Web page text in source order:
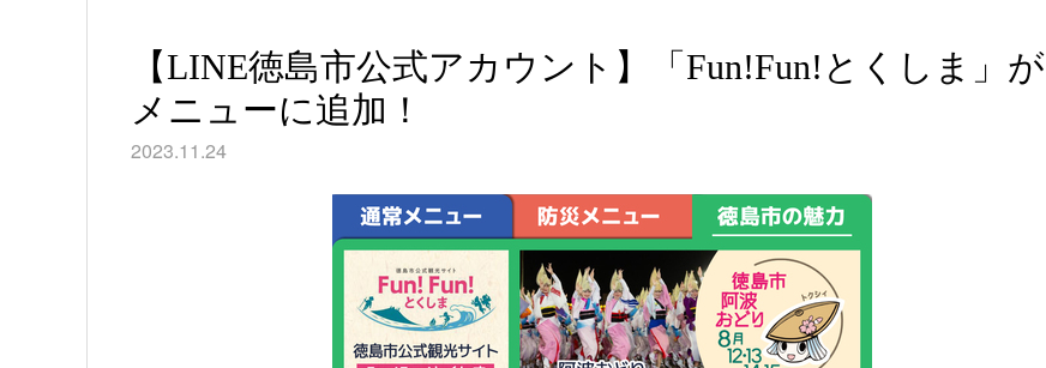
【LINE徳島市公式アカウント】「Fun!Fun!とくしま」が
メニューに追加！
2023.11.24